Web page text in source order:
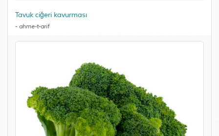
Tavuk ciğeri kavurması
- ahme-t-arif